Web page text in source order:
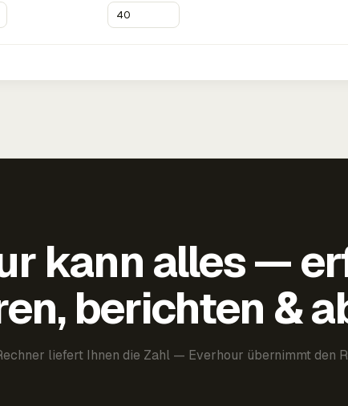
kann alles —
berichten &
liefert Ihnen die Zahl — Everhour übernimmt den